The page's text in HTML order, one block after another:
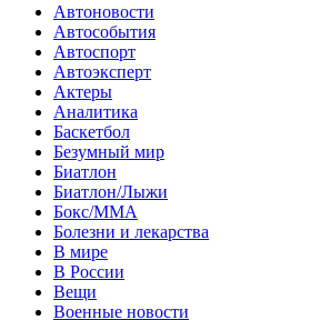
Автоновости
Автособытия
Автоспорт
Автоэксперт
Актеры
Аналитика
Баскетбол
Безумный мир
Биатлон
Биатлон/Лыжи
Бокс/MMA
Болезни и лекарства
В мире
В России
Вещи
Военные новости